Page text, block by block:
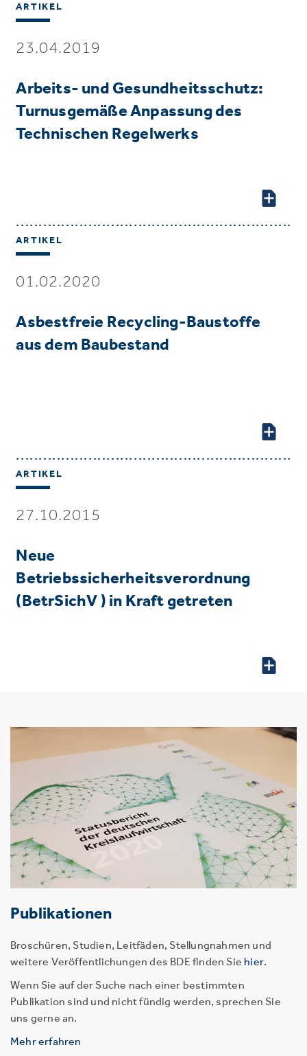
ARTIKEL
23.04.2019
Arbeits- und Gesundheitsschutz:
Turnusgemäße Anpassung des
Technischen Regelwerks
ARTIKEL
01.02.2020
Asbestfreie Recycling-Baustoffe
aus dem Baubestand
ARTIKEL
27.10.2015
Neue
Betriebssicherheitsverordnung
(BetrSichV ) in Kraft getreten
Publikationen
Broschüren, Studien, Leitfäden, Stellungnahmen und
weitere Veröffentlichungen des BDE finden Sie hier.
Wenn Sie auf der Suche nach einer bestimmten
Publikation sind und nicht fündig werden, sprechen Sie
uns gerne an.
Mehr erfahren